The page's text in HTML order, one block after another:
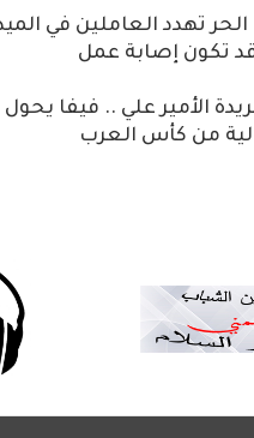
تهدد العاملين في
تكون إصابة عمل
الأمير علي .. فيفا
من كأس العرب